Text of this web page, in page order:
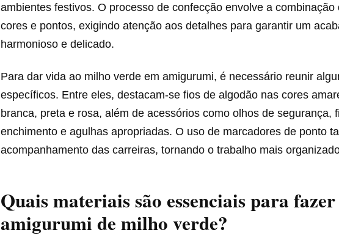
ambientes festivos. O processo de confecção envolve a combinação
cores e pontos, exigindo atenção aos detalhes para garantir um
harmonioso e delicado.
Para dar vida ao milho verde em amigurumi, é necessário reunir
específicos. Entre eles, destacam-se fios de algodão nas cores
branca, preta e rosa, além de acessórios como olhos de segurança,
enchimento e agulhas apropriadas. O uso de marcadores de ponto
acompanhamento das carreiras, tornando o trabalho mais
Quais materiais são essenciais para
amigurumi de milho verde?